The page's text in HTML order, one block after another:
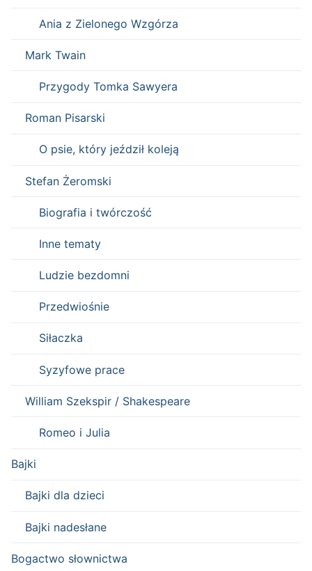
Ania z Zielonego Wzgórza
Mark Twain
Przygody Tomka Sawyera
Roman Pisarski
O psie, który jeździł koleją
Stefan Żeromski
Biografia i twórczość
Inne tematy
Ludzie bezdomni
Przedwiośnie
Siłaczka
Syzyfowe prace
William Szekspir / Shakespeare
Romeo i Julia
Bajki
Bajki dla dzieci
Bajki nadesłane
Bogactwo słownictwa